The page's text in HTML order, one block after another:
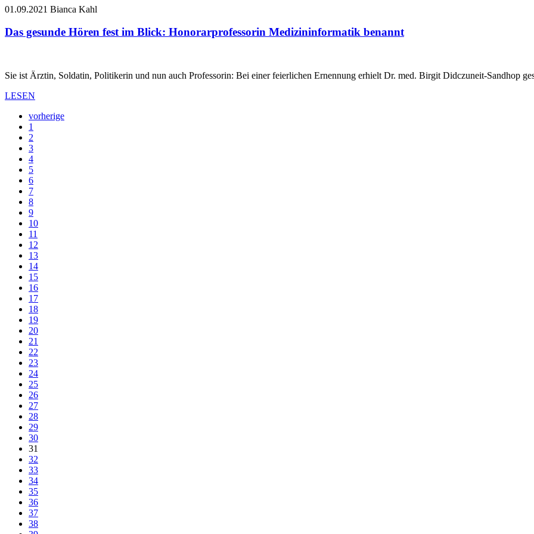
01.09.2021 Bianca Kahl
Das gesunde Hören fest im Blick: Honorarprofessorin Medizininformatik benannt
Sie ist Ärztin, Soldatin, Politikerin und nun auch Professorin: Bei einer feierlichen Ernennung erhielt Dr. med. Birgit Didczuneit-Sandhop
LESEN
vorherige
1
2
3
4
5
6
7
8
9
10
11
12
13
14
15
16
17
18
19
20
21
22
23
24
25
26
27
28
29
30
31
32
33
34
35
36
37
38